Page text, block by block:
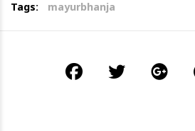
Tags: mayurbhanja